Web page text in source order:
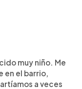
muy niño. Me
en el barrio,
a veces